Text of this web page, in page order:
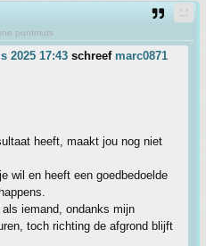
puntmuts
2025 17:43 schreef marc0871
heeft, maakt jou nog niet
wil en heeft een goedbedoelde
iemand, ondanks mijn
toch richting de afgrond blijft